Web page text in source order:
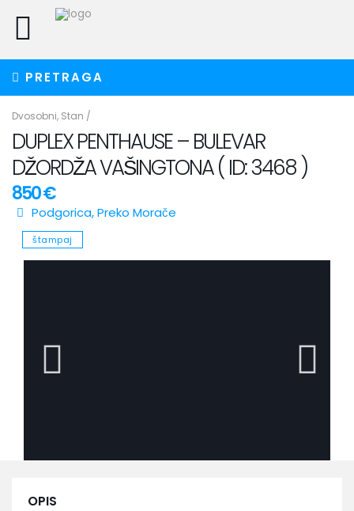
PRETRAGA
Dvosobni, Stan /
DUPLEX PENTHAUSE – BULEVAR
DŽORDŽA VAŠINGTONA ( ID: 3468 )
850 €
Podgorica,Preko Morače
štampaj
OPIS